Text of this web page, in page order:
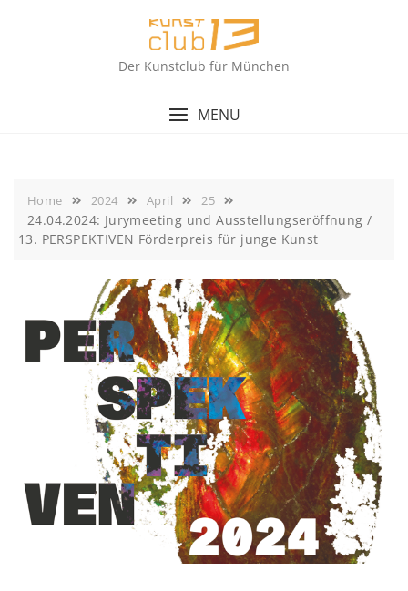
Der Kunstclub für München
MENU
Home 2024 April 25
24.04.2024: Jurymeeting und Ausstellungseröffnung /
13. PERSPEKTIVEN Förderpreis für junge Kunst